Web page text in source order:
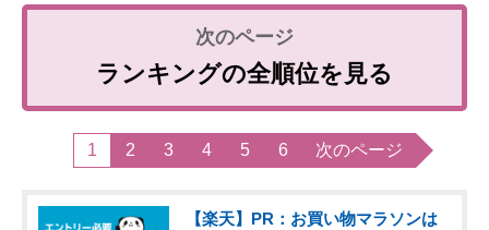
ランキングの全順位を見る
1 2 3 4 5 6 次のページ
【楽天】PR：お買い物マラソンは